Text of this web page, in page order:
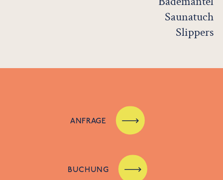
Saunatuch
Slippers
ANFRAGE
BUCHUNG